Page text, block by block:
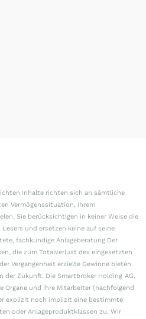
Inhalte richten sich an sämtliche
Vermögenssituation, ihrem
Sie berücksichtigen in keiner Weise die
und ersetzen keine auf seine
fachkundige Anlageberatung.Der
die zum Totalverlust des eingesetzten
Vergangenheit erzielte Gewinne bieten
der Zukunft. Die Smartbroker Holding AG,
Organe und ihre Mitarbeiter (nachfolgend
explizit noch implizit eine bestimmte
oder Anlageproduktklassen zu. Wir